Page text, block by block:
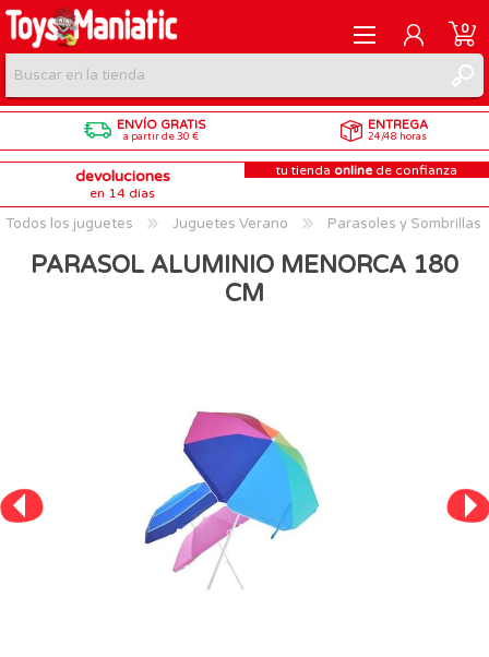
REGISTRARME
INICIAR SESIÓN
0
ENVÍO GRATIS
a partir de 30 €
ENTREGA
24/48 horas
devoluciones
en 14 días
tu tienda online de confianza
Todos los juguetes Juguetes Verano Parasoles y Sombrillas
PARASOL ALUMINIO MENORCA 180
CM